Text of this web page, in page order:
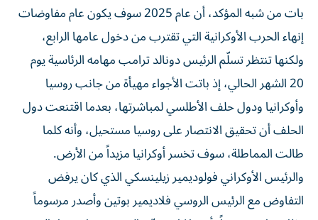
بات من شبه المؤكد، أن عام 2025 سوف يكون عام مفاوضات
إنهاء الحرب الأوكرانية التي تقترب من دخول عامها الرابع،
ولكنها تنتظر تسلّم الرئيس دونالد ترامب مهامه الرئاسية يوم
20 الشهر الحالي، إذ باتت الأجواء مهيأة من جانب روسيا
وأوكرانيا ودول حلف الأطلسي لمباشرتها، بعدما اقتنعت دول
الحلف أن تحقيق الانتصار على روسيا مستحيل، وأنه كلما
طالت المماطلة، سوف تخسر أوكرانيا مزيداً من الأرض.
والرئيس الأوكراني فولوديمير زيلينسكي الذي كان يرفض
التفاوض مع الرئيس الروسي فلاديمير بوتين وأصدر مرسوماً